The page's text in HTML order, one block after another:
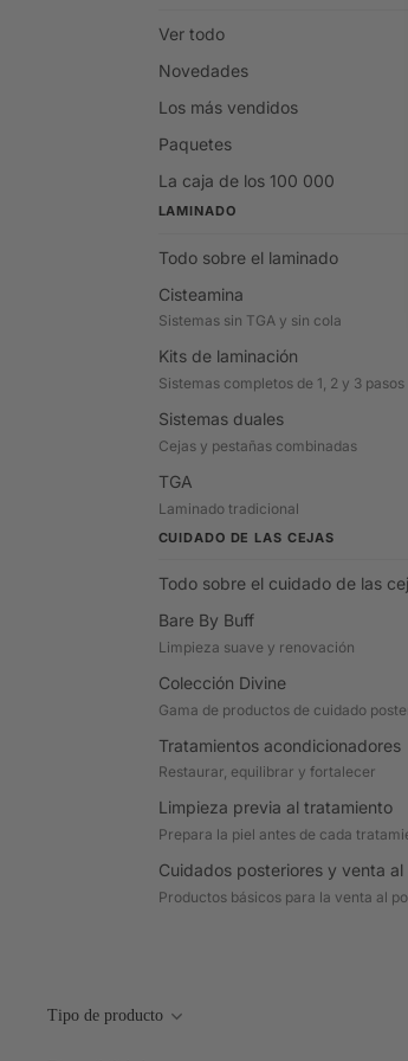
Ver todo
Novedades
Los más vendidos
Paquetes
La caja de los 100 000
LAMINADO
Todo sobre el laminado
Cisteamina
Sistemas sin TGA y sin cola
Kits de laminación
Sistemas completos de 1, 2 y 3 pasos
Sistemas duales
Cejas y pestañas combinadas
TGA
Laminado tradicional
CUIDADO DE LAS CEJAS
Todo sobre el cuidado de las
Bare By Buff
Limpieza suave y renovación
Colección Divine
Gama de productos de cuidado
Tratamientos acondicionadores
Restaurar, equilibrar y fortalecer
Limpieza previa al tratamiento
Prepara la piel antes de cada
Cuidados posteriores y venta al
Productos básicos para la venta al
Tipo de producto